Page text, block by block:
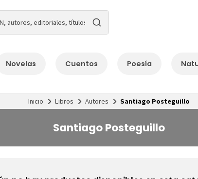
Novelas Cuentos Poesía
Inicio Libros Autores Santiago Posteguillo
Santiago Posteguillo